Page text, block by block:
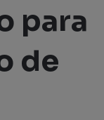
para
de